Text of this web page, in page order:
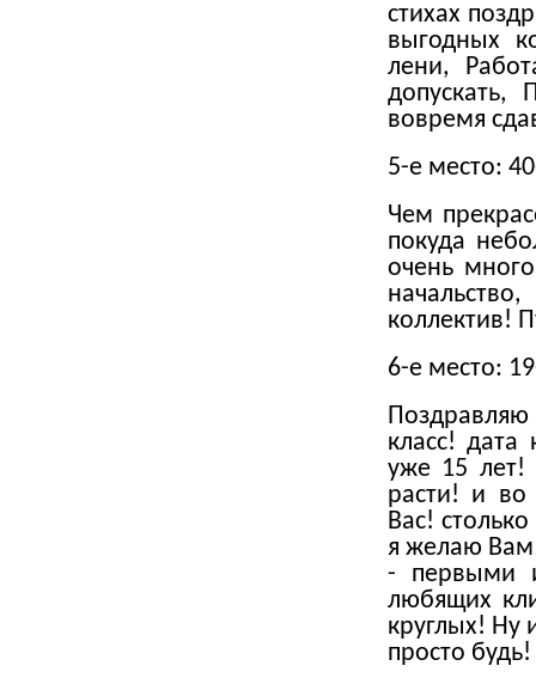
стихах
выгодных
лени,
допускать,
вовремя
5-е место:
Чем
покуда
очень
коллектив!
6-е место:
класс! дата
уже 15 лет!
расти! и во
Вас!
я желаю Вам
- первыми
любящих
круглых! Ну
просто